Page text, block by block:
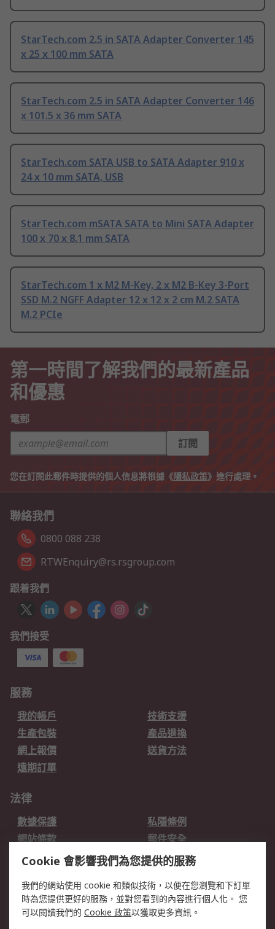
StarTech.com 2.5 in SATA Adapter Converter 145
x 25 x 100 mm SATA
StarTech.com 2.5 in SATA Adapter Converter 146
x 101.5 x 36 mm SATA
StarTech.com SATA USB to SATA Adapter 910 x
24 x 10 mm SATA, USB
StarTech.com mSATA SATA to Mini SATA Adapter
100 x 70 x 8.1 mm SATA
StarTech.com 1 x M2 M-Key, 2 x M2 B-Key 3-Port
SSD M.2 NGFF Adapter 12 x 12 x 2 cm M.2 SATA
M.2 PCIe
第一時間了解我們的最新產品
和優惠
電郵
訂閱
您在訂閱此郵件時提供的個人信息將根據《隱私政策》進行處理。
聯絡我們
0800 088 238
RTWEnquiry@rs.rsgroup.com
跟着我們
我們接受
服務
我的帳戶
技術支援
生產包裝
產品退換
網上報價
送貨方法
遠期訂單
法律
數據保護
私隱條例
網站條款
郵件安全
销售条款和条件
關於RS
RS的歷史
關於RS
Cookie 會影響我們為您提供的服務
我們的網站使用 cookie 和類似技術，以便在您瀏覽和下訂單
時為您提供更好的服務，並對您看到的內容進行個人化。 您
可以閱讀我們的 Cookie 政策以獲取更多資訊。